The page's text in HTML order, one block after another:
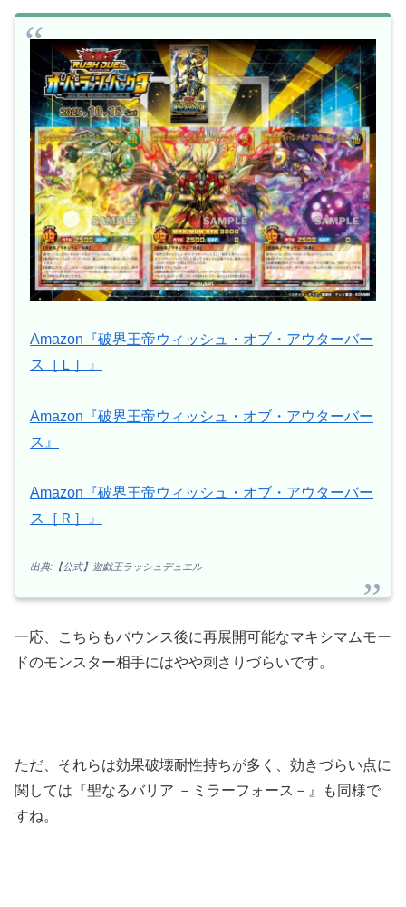
Amazon『破界王帝ウィッシュ・オブ・アウターバー
ス［Ｌ］』
Amazon『破界王帝ウィッシュ・オブ・アウターバー
ス』
Amazon『破界王帝ウィッシュ・オブ・アウターバー
ス［Ｒ］』
出典:【公式】遊戯王ラッシュデュエル
一応、こちらもバウンス後に再展開可能なマキシマムモー
ドのモンスター相手にはやや刺さりづらいです。
ただ、それらは効果破壊耐性持ちが多く、効きづらい点に
関しては『聖なるバリア －ミラーフォース－』も同様で
すね。